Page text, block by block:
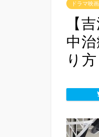
ドラマ映
【
中
り方